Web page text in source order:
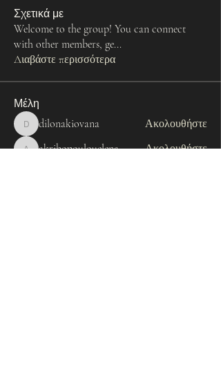
Σχετικά με
Welcome to the group! You can connect
with other members, ge...
Διαβάστε περισσότερα
Μέλη
dilonakiovana
dilonakiovana Ακολουθήστε
akribopoulouelena Ακολουθήστε